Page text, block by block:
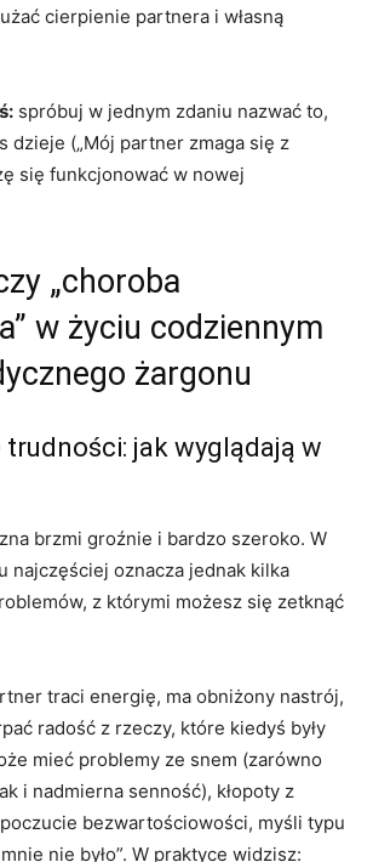
cierpienie partnera i własną
spróbuj w jednym zdaniu nazwać to,
dzieje („Mój partner zmaga się z
się funkcjonować w nowej
„choroba
w życiu codziennym
żargonu
trudności: jak wyglądają w
brzmi groźnie i bardzo szeroko. W
najczęściej oznacza jednak kilka
z którymi możesz się zetknąć
traci energię, ma obniżony nastrój,
radość z rzeczy, które kiedyś były
mieć problemy ze snem (zarówno
i nadmierna senność), kłopoty z
bezwartościowości, myśli typu
nie było”. W praktyce widzisz: